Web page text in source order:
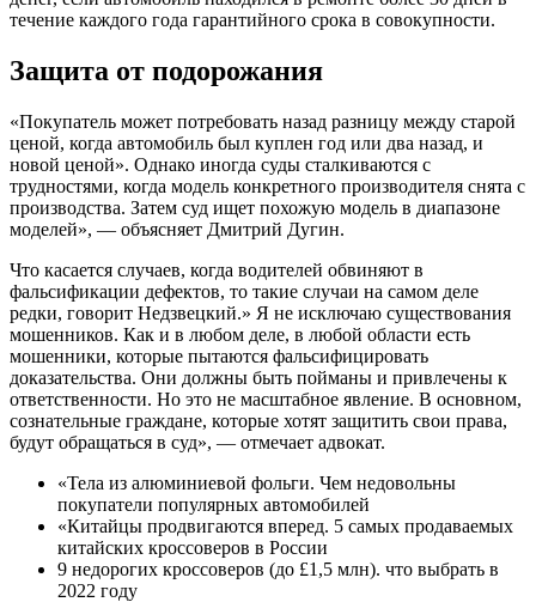
течение каждого года гарантийного срока в совокупности.
Защита от подорожания
«Покупатель может потребовать назад разницу между старой
ценой, когда автомобиль был куплен год или два назад, и
новой ценой». Однако иногда суды сталкиваются с
трудностями, когда модель конкретного производителя снята с
производства. Затем суд ищет похожую модель в диапазоне
моделей», — объясняет Дмитрий Дугин.
Что касается случаев, когда водителей обвиняют в
фальсификации дефектов, то такие случаи на самом деле
редки, говорит Недзвецкий.» Я не исключаю существования
мошенников. Как и в любом деле, в любой области есть
мошенники, которые пытаются фальсифицировать
доказательства. Они должны быть пойманы и привлечены к
ответственности. Но это не масштабное явление. В основном,
сознательные граждане, которые хотят защитить свои права,
будут обращаться в суд», — отмечает адвокат.
«Тела из алюминиевой фольги. Чем недовольны
покупатели популярных автомобилей
«Китайцы продвигаются вперед. 5 самых продаваемых
китайских кроссоверов в России
9 недорогих кроссоверов (до £1,5 млн). что выбрать в
2022 году